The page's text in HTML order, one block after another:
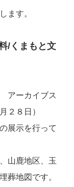
ます。
/ くまもと文
アーカイブス
２８日）
展示を行って
山鹿地区、玉
葬地図です。